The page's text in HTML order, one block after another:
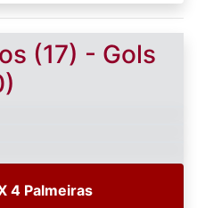
(17) - Gols
4 Palmeiras